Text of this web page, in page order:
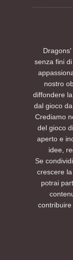
senza fini
nostro
diffondere
dal gioco
Crediamo
del gioco
aperto e
idee,
Se
crescere
potrai
contribuire